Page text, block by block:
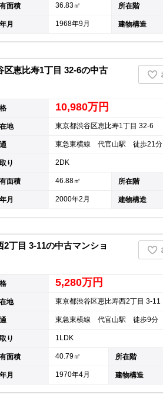
面積 36.83㎡ 所在階
月 1968年9月 建物構造
恵比寿1丁目 32-6の中古
10,980万円
地 東京都渋谷区恵比寿1丁目 32-6
東急東横線 代官山駅 徒歩21分
り 2DK
面積 46.88㎡ 所在階
月 2000年2月 建物構造
丁目 3-11の中古マンショ
5,280万円
地 東京都渋谷区恵比寿西2丁目 3-11
東急東横線 代官山駅 徒歩9分
り 1LDK
面積 40.79㎡ 所在階
月 1970年4月 建物構造